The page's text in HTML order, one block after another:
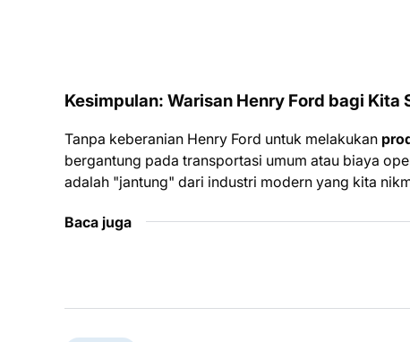
Kesimpulan: Warisan Henry Ford bagi Kita
Tanpa keberanian Henry Ford untuk melakukan
bergantung pada transportasi umum atau biaya
adalah "jantung" dari industri modern yang kita
Baca juga